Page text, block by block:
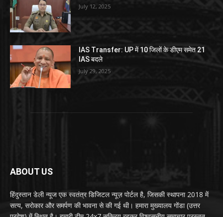
July 12, 2025
IAS Transfer: UP में 10 जिलों के डीएम समेत 21
IAS बदले
July 29, 2025
ABOUT US
हिंदुस्तान डेली न्यूज एक स्वतंत्र डिजिटल न्यूज़ पोर्टल है, जिसकी स्थापना 2018 में
सत्य, सरोकार और समर्पण की भावना से की गई थी। हमारा मुख्यालय गोंडा (उत्तर